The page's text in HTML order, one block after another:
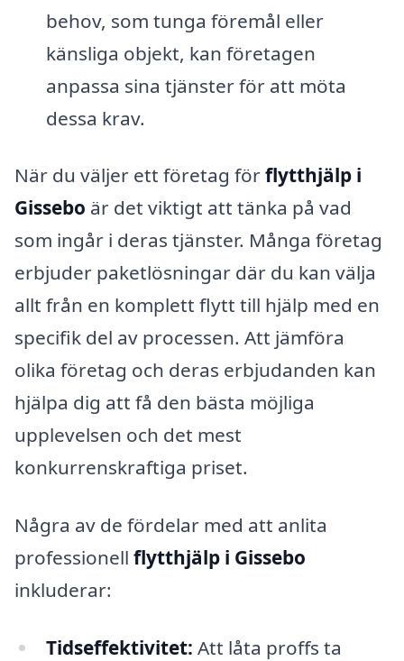
behov, som tunga föremål eller
känsliga objekt, kan företagen
anpassa sina tjänster för att möta
dessa krav.
När du väljer ett företag förflytthjälp i
Gissebo är det viktigt att tänka på vad
som ingår i deras tjänster. Många företag
erbjuder paketlösningar där du kan välja
allt från en komplett flytt till hjälp med en
specifik del av processen. Att jämföra
olika företag och deras erbjudanden kan
hjälpa dig att få den bästa möjliga
upplevelsen och det mest
konkurrenskraftiga priset.
Några av de fördelar med att anlita
professionell flytthjälp i Gissebo
inkluderar:
Tidseffektivitet: Att låta proffs ta